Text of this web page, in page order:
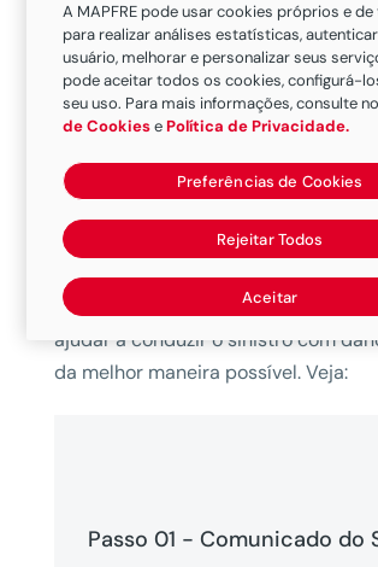
Abertura e Acompanhamento de
Sinistro/Atendimento à Vidros
Abaixo, preparamos um passo a
ajudar a conduzir o sinistro com
da melhor maneira possível. Veja:
Passo 01 - Comunicado do
A MAPFRE pode usar cookies próprios e
para realizar análises estatísticas,
usuário, melhorar e personalizar seus
pode aceitar todos os cookies, configurá-
seu uso. Para mais informações, consulte
de CookiesePolítica de Privacidade.
Preferências de Cookies
Rejeitar Todos
Aceitar